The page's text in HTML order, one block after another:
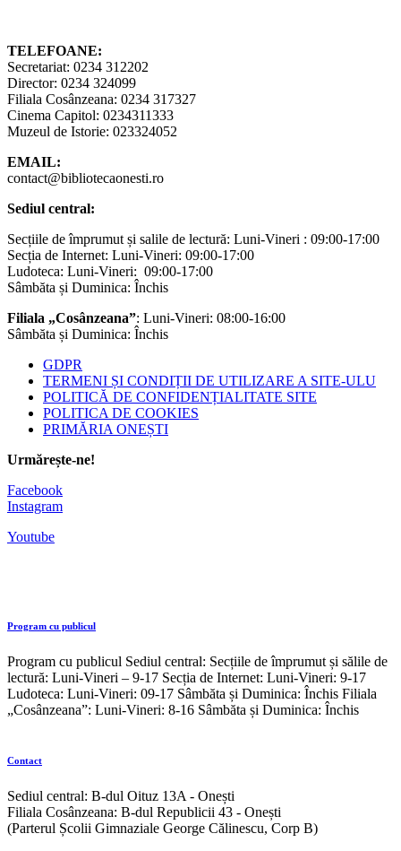
TELEFOANE:
Secretariat: 0234 312202
Director: 0234 324099
Filiala Cosânzeana: 0234 317327
Cinema Capitol: 0234311333
Muzeul de Istorie: 023324052
EMAIL:
contact@bibliotecaonesti.ro
Sediul central:
Secțiile de împrumut și salile de lectură: Luni-Vineri : 09:00-17:00
Secția de Internet: Luni-Vineri: 09:00-17:00
Ludoteca: Luni-Vineri: 09:00-17:00
Sâmbăta și Duminica: Închis
Filiala „Cosânzeana”: Luni-Vineri: 08:00-16:00
Sâmbăta și Duminica: Închis
GDPR
TERMENI ȘI CONDIȚII DE UTILIZARE A SITE-ULU
POLITICĂ DE CONFIDENȚIALITATE SITE
POLITICA DE COOKIES
PRIMĂRIA ONEȘTI
Urmărește-ne!
Facebook
Instagram
Youtube
Program cu publicul
Program cu publicul Sediul central: Secțiile de împrumut și sălile de
lectură: Luni-Vineri – 9-17 Secția de Internet: Luni-Vineri: 9-17
Ludoteca: Luni-Vineri: 09-17 Sâmbăta și Duminica: Închis Filiala
„Cosânzeana”: Luni-Vineri: 8-16 Sâmbăta și Duminica: Închis
Contact
Sediul central: B-dul Oituz 13A - Onești
Filiala Cosânzeana: B-dul Republicii 43 - Onești
(Parterul Școlii Gimnaziale George Călinescu, Corp B)